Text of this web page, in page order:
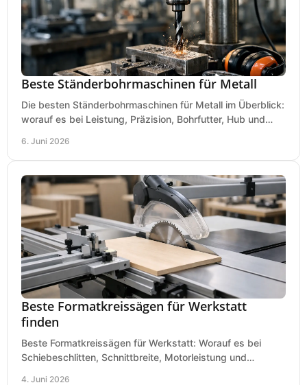
Beste Ständerbohrmaschinen für Metall
Die besten Ständerbohrmaschinen für Metall im Überblick:
worauf es bei Leistung, Präzision, Bohrfutter, Hub und
6. Juni 2026
Beste Formatkreissägen für Werkstatt
finden
Beste Formatkreissägen für Werkstatt: Worauf es bei
Schiebeschlitten, Schnittbreite, Motorleistung und
4. Juni 2026